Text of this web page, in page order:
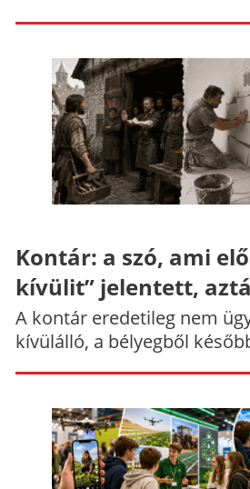
Kontár: a szó, ami
kívülit” jelentett,
A kontár eredetileg nem
kívülálló, a bélyegből